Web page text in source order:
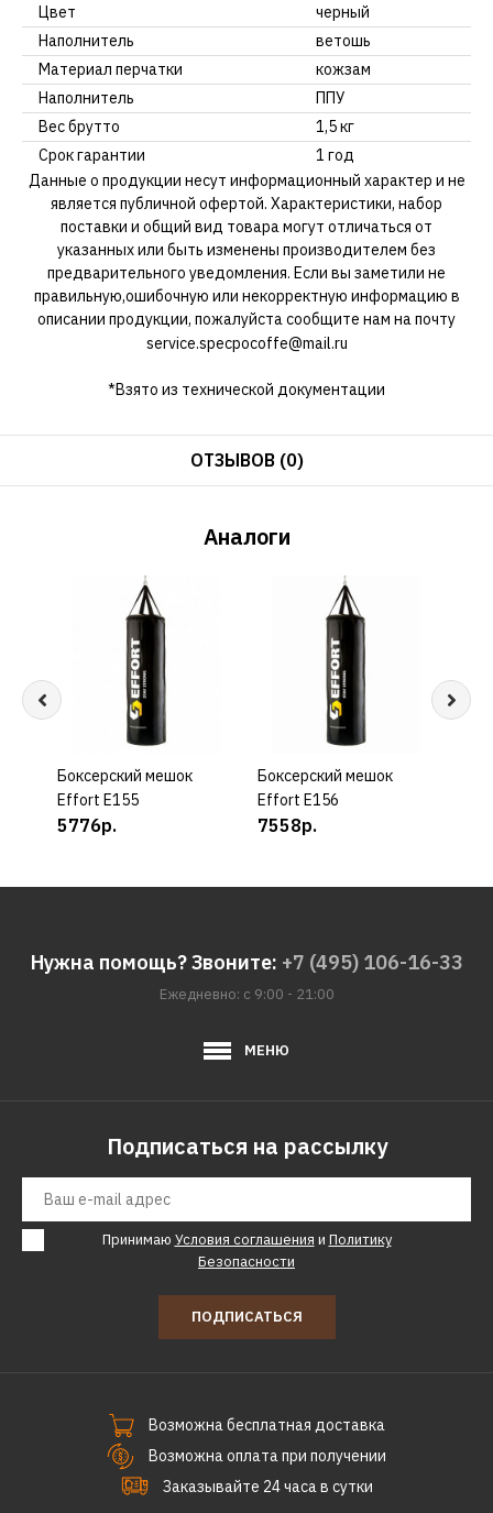
Цвет
черный
Наполнитель
ветошь
Материал перчатки
кожзам
Наполнитель
ППУ
Вес брутто
1,5 кг
Срок гарантии
1 год
Данные о продукции несут информационный характер и не
является публичной офертой. Характеристики, набор
поставки и общий вид товара могут отличаться от
указанных или быть изменены производителем без
предварительного уведомления. Если вы заметили не
правильную,ошибочную или некорректную информацию в
описании продукции, пожалуйста сообщите нам на почту
service.specpocoffe@mail.ru
*Взято из технической документации
ОТЗЫВОВ (0)
Аналоги
КУПИТЬ
Боксерский мешок
Effort E155
5776р.
КУПИТЬ
Боксерский мешок
Effort E156
7558р.
Нужна помощь? Звоните: +7 (495) 106-16-33
Ежедневно: с 9:00 - 21:00
МЕНЮ
Подписаться на рассылку
Принимаю Условия соглашения и Политику
Безопасности
ПОДПИСАТЬСЯ
Возможна бесплатная доставка
Возможна оплата при получении
Заказывайте 24 часа в сутки